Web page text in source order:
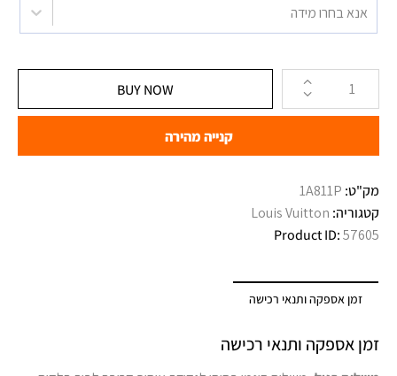
אנא בחרו מידה
BUY NOW
קנייה מהירה
מק"ט:
קטגוריה: Louis Vuitton
Product ID:57605
זמן אספקה ותנאי רכישה
זמן אספקה ותנאי רכישה